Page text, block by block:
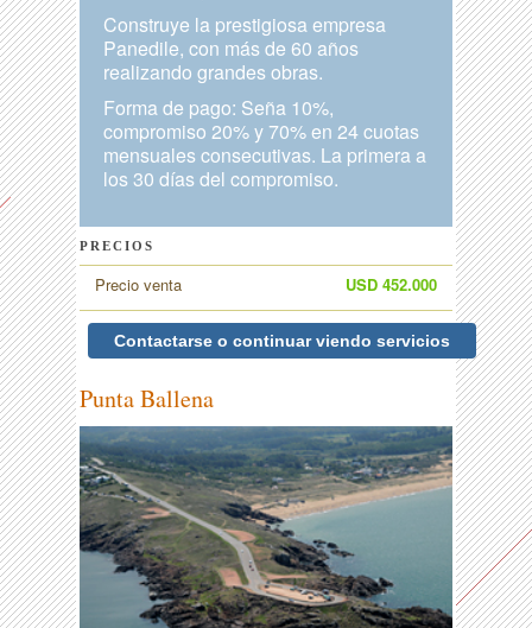
Construye la prestigiosa empresa
Panedile, con más de 60 años
realizando grandes obras.
Forma de pago: Seña 10%,
compromiso 20% y 70% en 24 cuotas
mensuales consecutivas. La primera a
los 30 días del compromiso.
PRECIOS
Precio venta USD 452.000
Contactarse o continuar viendo servicios
Punta Ballena